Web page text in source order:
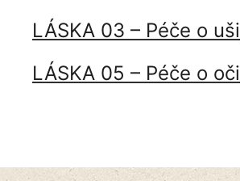
LÁSKA 03 – Péče o uši
LÁSKA 05 – Péče o oči